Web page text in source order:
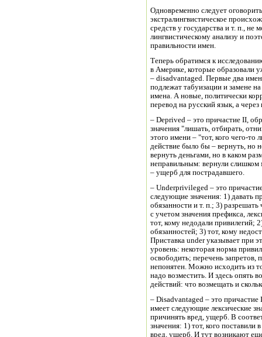
Одновременно следует
экстралингвистическое
средств у государства и т. п., не
лингвистическому анализу и
правильности имен.
Теперь обратимся к
в Америке, которые образовали
– disadvantaged. Первые два
подлежат табуизации и замене
имена. А новые, политически
перевод на русский язык, а
– Deprived – это причастие II,
значения "лишать, отбирать,
этого имени – "тот, кого чего-то
действие было бы – вернуть, но
вернуть деньгами, но в каком
неправильным: вернули
– ущерб для пострадавшего.
– Underprivileged – это
следующие значения: 1) давать
обязанности и т. п.; 3)
с учетом значения префикса,
тот, кому недодали привилегий;
обязанностей; 3) тот, кому
Приставка under указывает при
уровень: некоторая норма
освободить; перечень
непонятен. Можно исходить из
надо возместить. И здесь опять
действий: что возмещать и
– Disadvantaged – это причастие
имеет следующие лексические
причинять вред, ущерб. В
значения: 1) тот, кого
вред, ущерб. И тут возникают